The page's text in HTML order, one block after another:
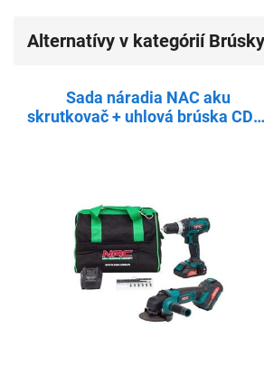
Alternatívy v kategórií Brúsky
Sada náradia NAC aku
skrutkovač + uhlová brúska CDB-